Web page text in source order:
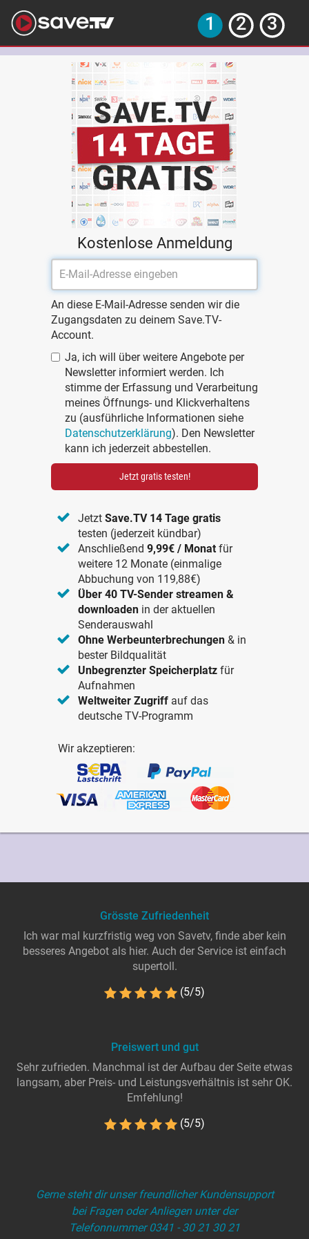
Kostenlose Anmeldung
An diese E-Mail-Adresse senden wir die
Zugangsdaten zu deinem Save.TV-
Account.
Ja, ich will über weitere Angebote per
Newsletter informiert werden. Ich
stimme der Erfassung und Verarbeitung
meines Öffnungs- und Klickverhaltens
zu (ausführliche Informationen siehe
Datenschutzerklärung). Den Newsletter
kann ich jederzeit abbestellen.
Jetzt gratis testen!
JetztSave.TV 14 Tage gratis
testen (jederzeit kündbar)
Anschließend9,99€ / Monat für
weitere 12 Monate (einmalige
Abbuchung von 119,88€)
Über 40 TV-Sender streamen &
downloaden in der aktuellen
Senderauswahl
Ohne Werbeunterbrechungen & in
bester Bildqualität
Unbegrenzter Speicherplatz für
Aufnahmen
Weltweiter Zugriff auf das
deutsche TV-Programm
Wir akzeptieren:
Grösste Zufriedenheit
Ich war mal kurzfristig weg von Savetv, finde aber kein
besseres Angebot als hier. Auch der Service ist einfach
supertoll.
(5/5)
Preiswert und gut
Sehr zufrieden. Manchmal ist der Aufbau der Seite etwas
langsam, aber Preis- und Leistungsverhältnis ist sehr OK.
Emfehlung!
(5/5)
Gerne steht dir unser freundlicher Kundensupport
bei Fragen oder Anliegen unter der
Telefonnummer 0341 - 30 21 30 21